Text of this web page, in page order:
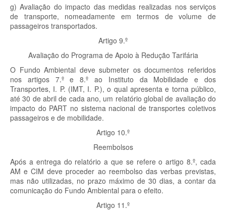
g) Avaliação do impacto das medidas realizadas nos serviços
de transporte, nomeadamente em termos de volume de
passageiros transportados.
Artigo 9.º
Avaliação do Programa de Apoio à Redução Tarifária
O Fundo Ambiental deve submeter os documentos referidos
nos artigos 7.º e 8.º ao Instituto da Mobilidade e dos
Transportes, I. P. (IMT, I. P.), o qual apresenta e torna público,
até 30 de abril de cada ano, um relatório global de avaliação do
impacto do PART no sistema nacional de transportes coletivos
passageiros e de mobilidade.
Artigo 10.º
Reembolsos
Após a entrega do relatório a que se refere o artigo 8.º, cada
AM e CIM deve proceder ao reembolso das verbas previstas,
mas não utilizadas, no prazo máximo de 30 dias, a contar da
comunicação do Fundo Ambiental para o efeito.
Artigo 11.º